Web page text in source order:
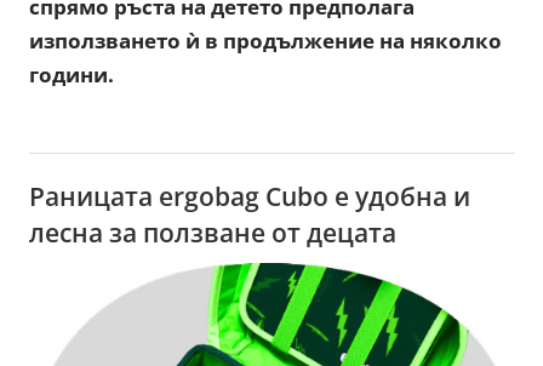
спрямо ръста на детето предполага
използването ѝ в продължение на няколко
години.
Раницата ergobag Cubo е удобна и
лесна за ползване от децата